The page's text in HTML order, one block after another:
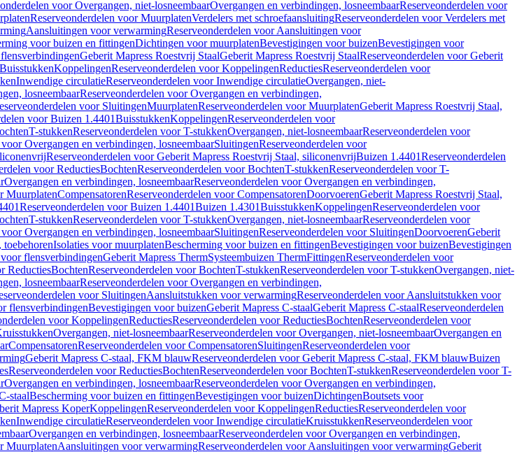
voor Overgangen, niet-losneembaarOvergangen en verbindingen, losneembaarReserveonderdelen voor
Reserveonderdelen voor MuurplatenVerdelers met schroefaansluitingReserveonderdelen voor Verdelers met
Aansluitingen voor verwarmingReserveonderdelen voor Aansluitingen voor
voor buizen en fittingenDichtingen voor muurplatenBevestigingen voor buizenBevestigingen voor
Geberit Mapress Roestvrij StaalGeberit Mapress Roestvrij StaalReserveonderdelen voor Geberit
BuisstukkenKoppelingenReserveonderdelen voor KoppelingenReductiesReserveonderdelen voor
Inwendige circulatieReserveonderdelen voor Inwendige circulatieOvergangen, niet-
losneembaarReserveonderdelen voor Overgangen en verbindingen,
voor SluitingenMuurplatenReserveonderdelen voor MuurplatenGeberit Mapress Roestvrij Staal,
voor Buizen 1.4401BuisstukkenKoppelingenReserveonderdelen voor
T-stukkenReserveonderdelen voor T-stukkenOvergangen, niet-losneembaarReserveonderdelen voor
Overgangen en verbindingen, losneembaarSluitingenReserveonderdelen voor
Reserveonderdelen voor Geberit Mapress Roestvrij Staal, siliconenvrijBuizen 1.4401Reserveonderdelen
voor ReductiesBochtenReserveonderdelen voor BochtenT-stukkenReserveonderdelen voor T-
Overgangen en verbindingen, losneembaarReserveonderdelen voor Overgangen en verbindingen,
MuurplatenCompensatorenReserveonderdelen voor CompensatorenDoorvoerenGeberit Mapress Roestvrij Staal,
Reserveonderdelen voor Buizen 1.4401Buizen 1.4301BuisstukkenKoppelingenReserveonderdelen voor
T-stukkenReserveonderdelen voor T-stukkenOvergangen, niet-losneembaarReserveonderdelen voor
Overgangen en verbindingen, losneembaarSluitingenReserveonderdelen voor SluitingenDoorvoerenGeberit
Isolaties voor muurplatenBescherming voor buizen en fittingenBevestigingen voor buizenBevestigingen
flensverbindingenGeberit Mapress ThermSysteembuizen ThermFittingenReserveonderdelen voor
ReductiesBochtenReserveonderdelen voor BochtenT-stukkenReserveonderdelen voor T-stukkenOvergangen, niet-
losneembaarReserveonderdelen voor Overgangen en verbindingen,
voor SluitingenAansluitstukken voor verwarmingReserveonderdelen voor Aansluitstukken voor
flensverbindingenBevestigingen voor buizenGeberit Mapress C-staalGeberit Mapress C-staalReserveonderdelen
voor KoppelingenReductiesReserveonderdelen voor ReductiesBochtenReserveonderdelen voor
Overgangen, niet-losneembaarReserveonderdelen voor Overgangen, niet-losneembaarOvergangen en
CompensatorenReserveonderdelen voor CompensatorenSluitingenReserveonderdelen voor
Geberit Mapress C-staal, FKM blauwReserveonderdelen voor Geberit Mapress C-staal, FKM blauwBuizen
Reserveonderdelen voor ReductiesBochtenReserveonderdelen voor BochtenT-stukkenReserveonderdelen voor T-
Overgangen en verbindingen, losneembaarReserveonderdelen voor Overgangen en verbindingen,
staalBescherming voor buizen en fittingenBevestigingen voor buizenDichtingenBoutsets voor
Mapress KoperKoppelingenReserveonderdelen voor KoppelingenReductiesReserveonderdelen voor
Inwendige circulatieReserveonderdelen voor Inwendige circulatieKruisstukkenReserveonderdelen voor
Overgangen en verbindingen, losneembaarReserveonderdelen voor Overgangen en verbindingen,
MuurplatenAansluitingen voor verwarmingReserveonderdelen voor Aansluitingen voor verwarmingGeberit